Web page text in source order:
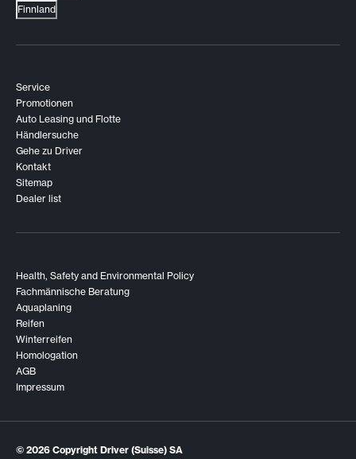
Finnland
Service
Promotionen
Auto Leasing und Flotte
Händlersuche
Gehe zu Driver
Kontakt
Sitemap
Dealer list
Health, Safety and Environmental Policy
Fachmännische Beratung
Aquaplaning
Reifen
Winterreifen
Homologation
AGB
Impressum
© 2026 Copyright Driver (Suisse) SA